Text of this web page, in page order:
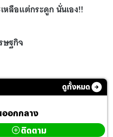
ลือแต่กระดูก นั่นเอง!!
ษฐกิจ
ดูทั้งหมด
ออกกลาง
ติดตาม